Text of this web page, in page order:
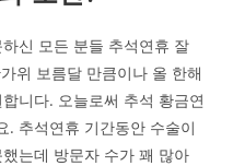
신 모든 분들 추석연휴 잘
위 보름달 만큼이나 올 한해
니다. 오늘로써 추석 황금연
. 추석연휴 기간동안 수술이
는데 방문자 수가 꽤 많아